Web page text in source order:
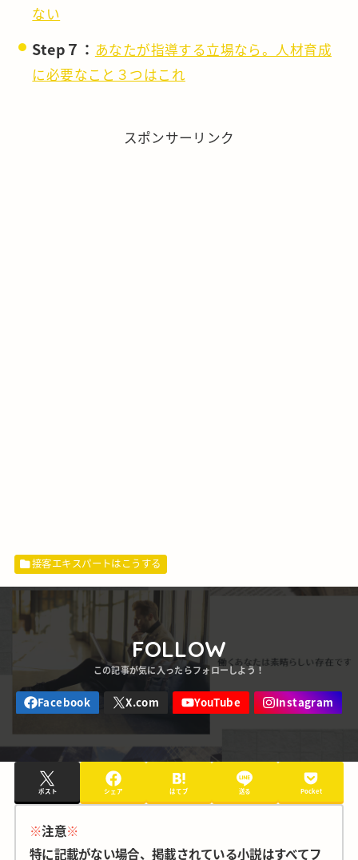
ない
Step７： あなたが指導する立場なら。人材育成
に必要なこと３つはこれ
スポンサーリンク
接客エキスパートはこうする
FOLLOW
ポスト シェア はてブ 送る Pocket
※注意※
特に記載がない場合、掲載されている小説はすべてフ